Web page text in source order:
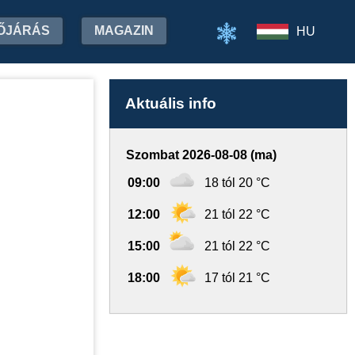
MAGAZIN HU
Aktuális info
Szombat 2026-08-08 (ma)
09:00 18 tól 20 °C
12:00 21 tól 22 °C
15:00 21 tól 22 °C
18:00 17 tól 21 °C